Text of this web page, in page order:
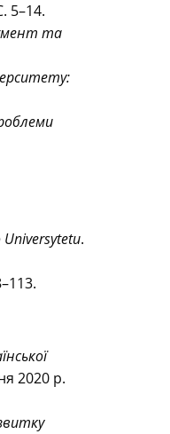
5–14.
та
.
2020 р.